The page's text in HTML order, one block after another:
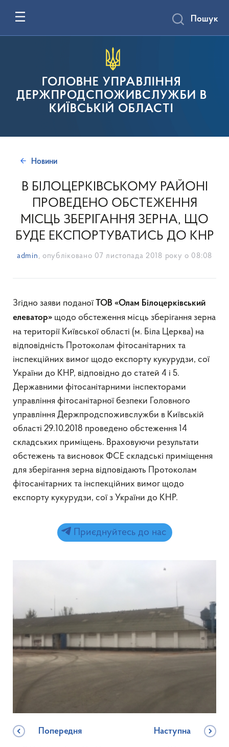
ГОЛОВНЕ УПРАВЛІННЯ
ДЕРЖПРОДСПОЖИВСЛУЖБИ В
КИЇВСЬКІЙ ОБЛАСТІ
Пошук
Новини
В БІЛОЦЕРКІВСЬКОМУ РАЙОНІ
ПРОВЕДЕНО ОБСТЕЖЕННЯ
МІСЦЬ ЗБЕРІГАННЯ ЗЕРНА, ЩО
БУДЕ ЕКСПОРТУВАТИСЬ ДО КНР
admin , опубліковано 07 листопада 2018 року о 08:08
Згідно заяви поданої ТОВ «Олам Білоцерківський
елеватор» щодо обстеження місць зберігання зерна
на території Київської області (м. Біла Церква) на
відповідність Протоколам фітосанітарних та
інспекційних вимог щодо експорту кукурудзи, сої
України до КНР, відповідно до статей 4 і 5.
Державними фітосанітарними інспекторами
управління фітосанітарної безпеки Головного
управління Держпродспоживслужби в Київській
області 29.10.2018 проведено обстеження 14
складських приміщень. Враховуючи результати
обстежень та висновок ФСЕ складські приміщення
для зберігання зерна відповідають Протоколам
фітосанітарних та інспекційних вимог щодо
експорту кукурудзи, сої з України до КНР.
Приєднуйтесь до нас
Попередня Наступна